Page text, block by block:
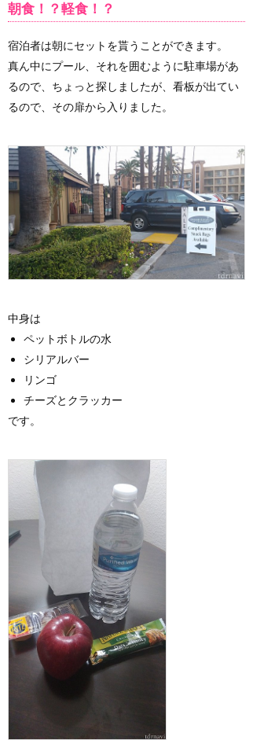
朝食！？軽食！？
宿泊者は朝にセットを貰うことができます。
真ん中にプール、それを囲むように駐車場があ
るので、ちょっと探しましたが、看板が出てい
るので、その扉から入りました。
中身は
ペットボトルの水
シリアルバー
リンゴ
チーズとクラッカー
です。